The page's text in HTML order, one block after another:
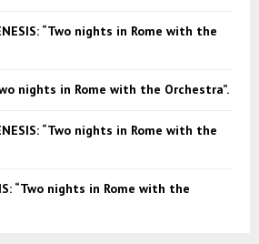
“Two nights in Rome with the
nights in Rome with the Orchestra”.
“Two nights in Rome with the
“Two nights in Rome with the